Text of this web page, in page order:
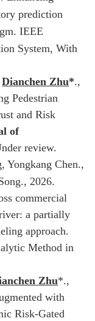
prediction
IEEE
System, With
Dianchen Zhu*.,
Pedestrian
and Risk
of
review.
Yongkang Chen.,
2026.
commercial
a partially
approach.
Method in
Zhu*.,
with
Risk-Gated